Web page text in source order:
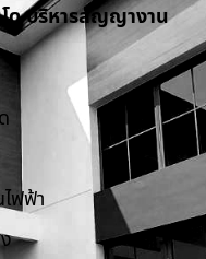
ด บริหารสัญญางาน
ฟฟ้า